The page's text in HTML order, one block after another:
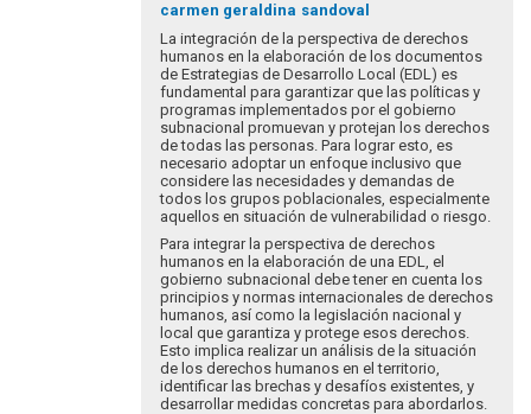
respuesta
detalle…
carmen geraldina sandoval
La integración de la perspectiva de derechos
humanos en la elaboración de los documentos
de Estrategias de Desarrollo Local (EDL) es
fundamental para garantizar que las políticas y
programas implementados por el gobierno
subnacional promuevan y protejan los derechos
de todas las personas. Para lograr esto, es
necesario adoptar un enfoque inclusivo que
considere las necesidades y demandas de
todos los grupos poblacionales, especialmente
aquellos en situación de vulnerabilidad o riesgo.
Para integrar la perspectiva de derechos
humanos en la elaboración de una EDL, el
gobierno subnacional debe tener en cuenta los
principios y normas internacionales de derechos
humanos, así como la legislación nacional y
local que garantiza y protege esos derechos.
Esto implica realizar un análisis de la situación
de los derechos humanos en el territorio,
identificar las brechas y desafíos existentes, y
desarrollar medidas concretas para abordarlos.